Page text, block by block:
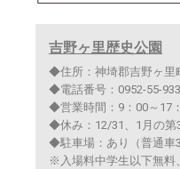
吉野ヶ里歴史公園
◆住所：神埼郡吉野ヶ里
◆電話番号：0952-55-
◆営業時間：9：00～17
◆休み：12/31、1月の第
◆駐車場：あり（普通車
※入場料中学生以下無料